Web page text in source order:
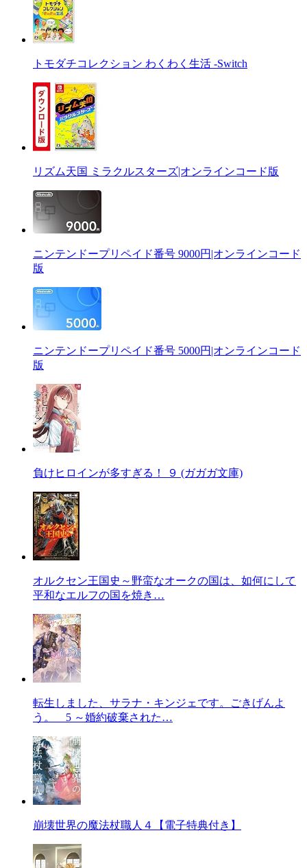
トモダチコレクション わくわく生活 -Switch
リズム天国 ミラクルスターズ|オンラインコード版
ニンテンドープリペイド番号 9000円|オンラインコード
版
ニンテンドープリペイド番号 5000円|オンラインコード
版
負けヒロインが多すぎる！ ９ (ガガガ文庫)
オルクセン王国史～野蛮なオークの国は、如何にして
平和なエルフの国を焼き…
転生しました、サラナ・キンジェです。ごきげんよ
う。 5 ～婚約破棄された…
崩壊世界の魔法杖職人４【電子特典付き】